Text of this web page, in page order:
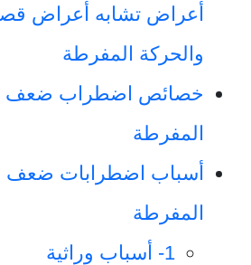
أعراض تشابه أعراض
والحركة المفرطة
خصائص اضطراب ضعف
المفرطة
أسباب اضطرابات ضعف
المفرطة
1- أسباب وراثية